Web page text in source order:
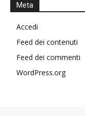
Meta
Accedi
Feed dei contenuti
Feed dei commenti
WordPress.org